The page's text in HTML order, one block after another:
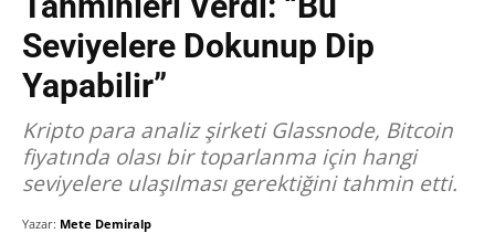
Seviyelere Dokunup Dip
Yapabilir”
Kripto para analiz şirketi Glassnode, Bitcoin
fiyatında olası bir toparlanma için hangi
seviyelere ulaşılması gerektiğini tahmin etti.
Yazar: Mete Demiralp